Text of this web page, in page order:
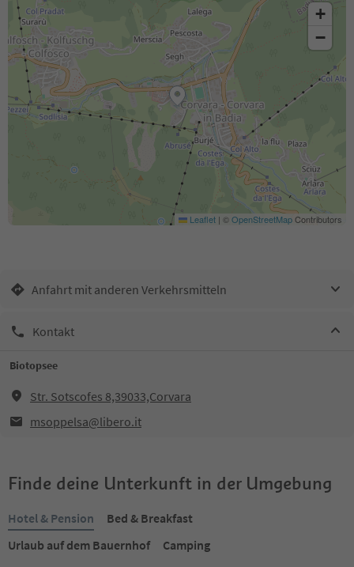
+
−
Leaflet | ©OpenStreetMapContributors
Anfahrt mit anderen Verkehrsmitteln
Kontakt
Biotopsee
Str. Sotscofes 8,39033,Corvara
msoppelsa@libero.it
Finde deine Unterkunft in der Umgebung
Hotel & Pension
Bed & Breakfast
Urlaub auf dem Bauernhof
Camping